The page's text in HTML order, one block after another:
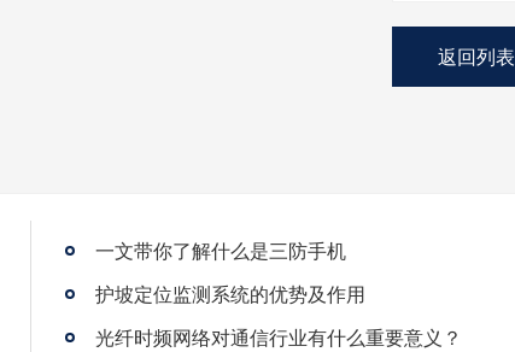
返回列表
一文带你了解什么是三防手机
护坡定位监测系统的优势及作用
光纤时频网络对通信行业有什么重要意义？